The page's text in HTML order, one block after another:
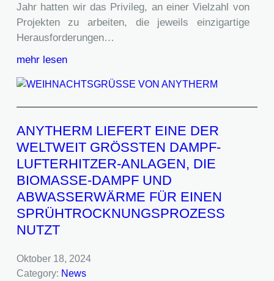
Jahr hatten wir das Privileg, an einer Vielzahl von
Projekten zu arbeiten, die jeweils einzigartige
Herausforderungen…
mehr lesen
ANYTHERM LIEFERT EINE DER
WELTWEIT GRÖSSTEN DAMPF-
LUFTERHITZER-ANLAGEN, DIE
BIOMASSE-DAMPF UND
ABWASSERWÄRME FÜR EINEN
SPRÜHTROCKNUNGSPROZESS
NUTZT
Oktober 18, 2024
Category: News